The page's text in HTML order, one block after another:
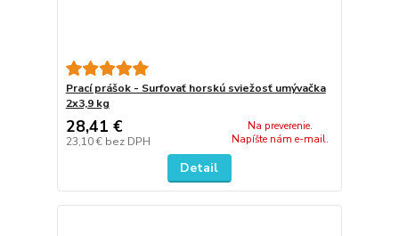
Prací prášok - Surfovať horskú sviežosť umývačka
2x3,9 kg
28,41 €
23,10 € bez DPH
Na preverenie.
Napíšte nám e-mail.
Detail